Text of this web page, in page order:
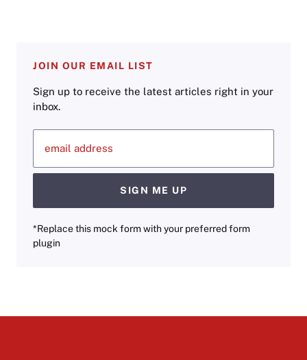
JOIN OUR EMAIL LIST
Sign up to receive the latest articles right in your
inbox.
email address
SIGN ME UP
*Replace this mock form with your preferred form
plugin